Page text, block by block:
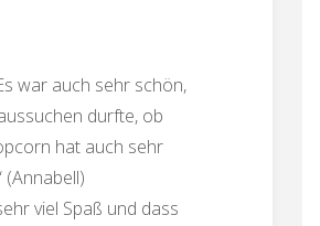
war auch sehr schön,
durfte, ob
hat auch sehr
(Annabell)
viel Spaß und dass